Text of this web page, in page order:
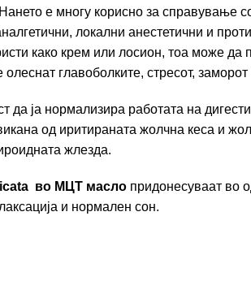
е многу корисно за справување
локални анестетични и
како крем или лосион, тоа може
олеснат главоболките, стресот,
ја нормализира работата на
од иритираната жолчна кеса и
жлезда.
во МЦТ масло придонесуваат во
и нормален сон.